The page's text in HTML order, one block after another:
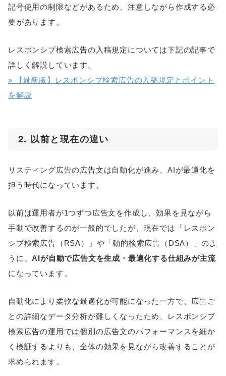
記号使用の制限などがあるため、注意しながら作成する必
要があります。
レスポンシブ検索広告の入稿規定については下記の記事で
詳しく解説しています。
» 【最新版】レスポンシブ検索広告の入稿規定とポイント
を解説
2. 以前と現在の違い
リスティング広告の広告文は自動化が進み、AIが最適化を
担う時代になっています。
以前は運用者が1つずつ広告文を作成し、効果を見ながら
手動で改善するのが一般的でしたが、現在では「レスポン
シブ検索広告（RSA）」や「動的検索広告（DSA）」のよ
うに、AIが自動で広告文を生成・最適化する仕組みが主流
になっています。
自動化により柔軟な最適化が可能になった一方で、広告ご
との詳細なデータ分析が難しくなったため、レスポンシブ
検索広告の運用では個別の広告文のパフォーマンスを細か
く検証するよりも、全体の効果を見ながら改善することが
求められます。